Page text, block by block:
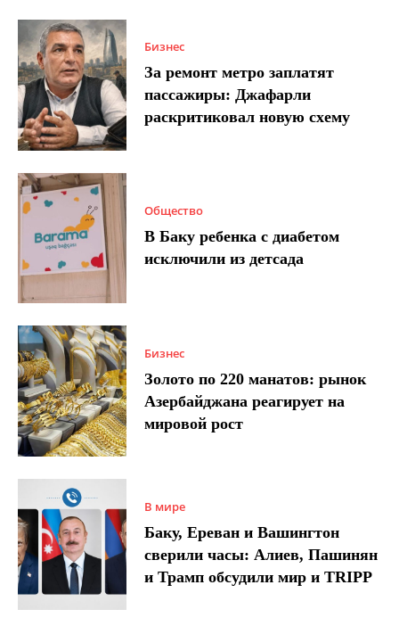
Бизнес
За ремонт метро заплатят
пассажиры: Джафарли
раскритиковал новую схему
Общество
В Баку ребенка с диабетом
исключили из детсада
Бизнес
Золото по 220 манатов: рынок
Азербайджана реагирует на
мировой рост
В мире
Баку, Ереван и Вашингтон
сверили часы: Алиев, Пашинян
и Трамп обсудили мир и TRIPP